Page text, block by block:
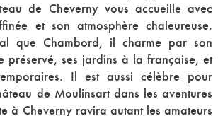
de Cheverny vous accueille avec
et son atmosphère chaleureuse.
que Chambord, il charme par son
préservé, ses jardins à la française, et
Il est aussi célèbre pour
de Moulinsart dans les aventures
à Cheverny ravira autant les amateurs